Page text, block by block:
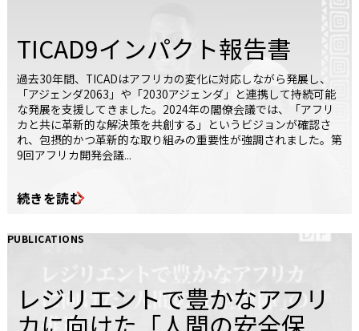
TICAD9インパクト報告書
過去30年間、TICADはアフリカの変化に対応しながら発展し、
「アジェンダ2063」や「2030アジェンダ」と連携して持続可能
な発展を支援してきました。2024年の閣僚会議では、「アフリ
カと共に革新的な解決策を共創する」というビジョンが確認さ
れ、包摂的かつ革新的な取り組みの重要性が強調されました。第
9回アフリカ開発会議...
続きを読む
PUBLICATIONS
レジリエントで豊かなアフリ